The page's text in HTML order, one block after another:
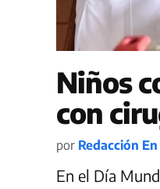
Niños
con
por Redacción
En el Día